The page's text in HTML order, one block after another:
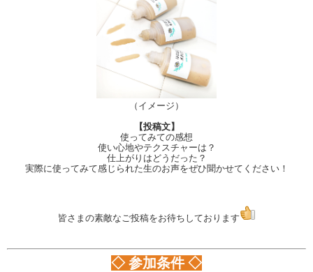
（イメージ）
【投稿文】
使ってみての感想
使い心地やテクスチャーは？
仕上がりはどうだった？
実際に使ってみて感じられた生のお声をぜひ聞かせてください！
皆さまの素敵なご投稿をお待ちしております
◇ 参加条件 ◇